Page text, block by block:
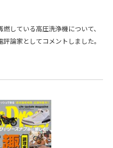
している高圧洗浄機について、
論家としてコメントしました。